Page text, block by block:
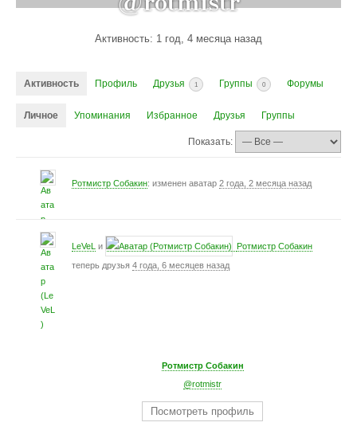
Активность: 1 год, 4 месяца назад
Активность Профиль Друзья 1 Группы 0 Форумы
Личное Упоминания Избранное Друзья Группы
Показать:
Ротмистр Собакин: изменен аватар 2 года, 2 месяца назад
LeVeL и
Ротмистр Собакин
теперь друзья 4 года, 6 месяцев назад
Ротмистр Собакин
@rotmistr
Посмотреть профиль